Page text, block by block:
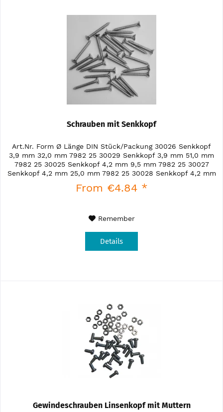
Schrauben mit Senkkopf
Art.Nr. Form Ø Länge DIN Stück/Packung 30026 Senkkopf
3,9 mm 32,0 mm 7982 25 30029 Senkkopf 3,9 mm 51,0 mm
7982 25 30025 Senkkopf 4,2 mm 9,5 mm 7982 25 30027
Senkkopf 4,2 mm 25,0 mm 7982 25 30028 Senkkopf 4,2 mm
32,0 mm 7982 25 30058...
From €4.84 *
Remember
Details
Gewindeschrauben Linsenkopf mit Muttern